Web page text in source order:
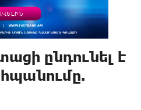
ընդունել է